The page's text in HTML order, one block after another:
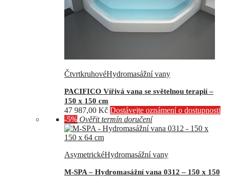
ČtvrtkruhovéHydromasážní vany
PACIFICO Vířivá vana se světelnou terapií –
150 x 150 cm
47 987,00 Kč Dostávejte oznámení o dostupnosti
-5% Ověřit termín doručení
AsymetrickéHydromasážní vany
M-SPA – Hydromasážní vana 0312 – 150 x 150